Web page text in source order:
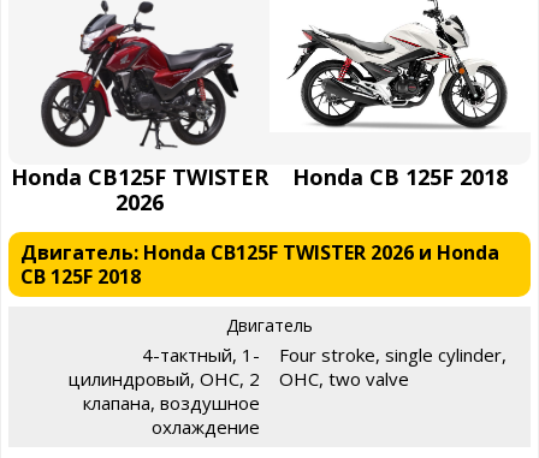
Honda CB125F TWISTER
2026
Honda CB 125F 2018
Двигатель: Honda CB125F TWISTER 2026 и Honda
CB 125F 2018
Двигатель
4-тактный, 1-
цилиндровый, OHC, 2
клапана, воздушное
охлаждение
Four stroke, single cylinder,
OHC, two valve